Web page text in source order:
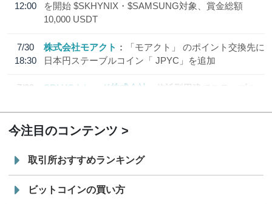
12:00
を開始 $SKHYNIX・$SAMSUNG対象、賞金総額
10,000 USDT
7/30
18:30
株式会社モアクト
「モアクト」 のポイント交換先に
日本円ステーブルコイン「 JPYC」を追加
7/29
SBI VCトレード株式会社
信託型円建てステーブル
今注目のコンテンツ
取引所おすすめランキング
ビットコインの買い方